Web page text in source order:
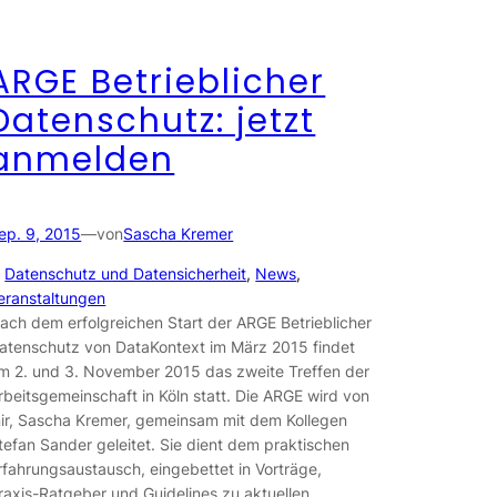
Betrieblicher
jetzt
9, 2015—vonSascha Kremer
Datenschutz und Datensicherheit, News
dem erfolgreichen Start der ARGE Betrieblicher
von DataKontext im März 2015 findet
2. und 3. November 2015 das zweite Treffen der
in Köln statt. Die ARGE wird von
Sascha Kremer, gemeinsam mit dem Kollegen
Sander geleitet. Sie dient dem praktischen
eingebettet in Vorträge,
Ratgeber und Guidelines zu aktuellen